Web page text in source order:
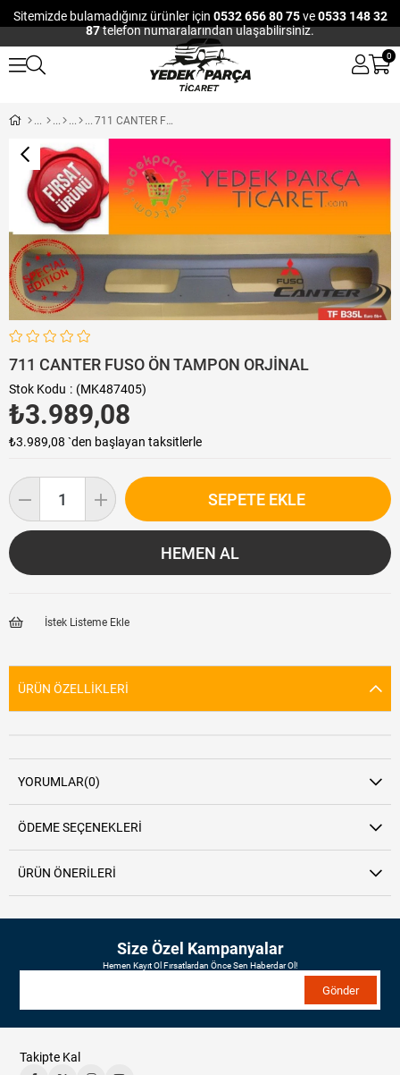
Sitemizde bulamadığınız ürünler için 0532 656 80 75ve0533 148 32
87telefon numaralarından ulaşabilirsiniz.
0
711 CANTER FUSO ÖN TAMPON ORJİNAL
711 CANTER FUSO ÖN TAMPON ORJİNAL
Stok Kodu (MK487405)
₺3.989,08
₺3.989,08 `den başlayan taksitlerle
İstek Listeme Ekle
ÜRÜN ÖZELLIKLERI
YORUMLAR(0)
ÖDEME SEÇENEKLERI
ÜRÜN ÖNERILERI
Size Özel Kampanyalar
Hemen Kayıt Ol Fırsatlardan Önce Sen Haberdar Ol!
Gönder
Takipte Kal